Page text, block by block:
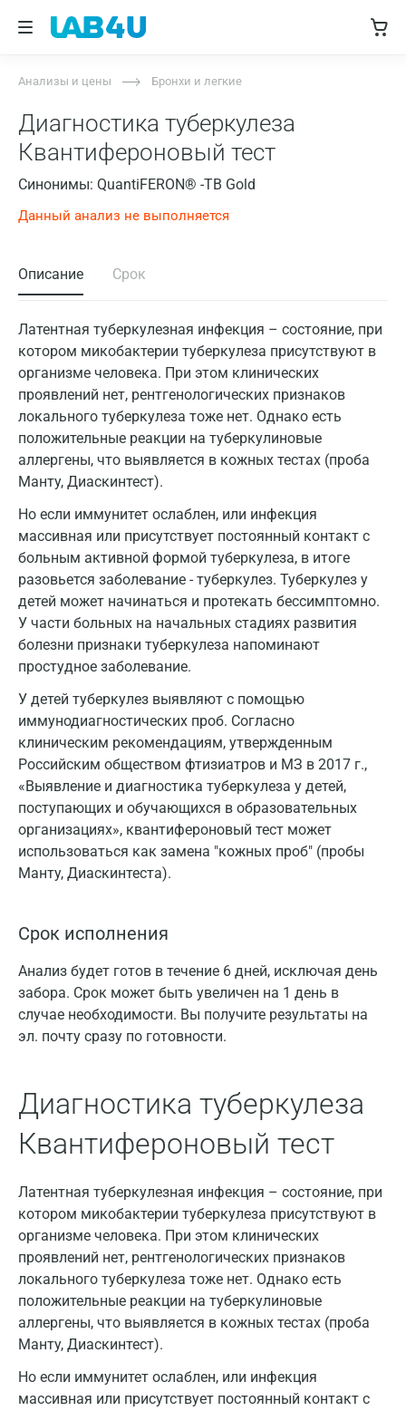
Анализы и цены Бронхи и легкие
Диагностика туберкулеза
Квантифероновый тест
Синонимы: QuantiFERON® -TB Gold
Данный анализ не выполняется
Описание Срок
Латентная туберкулезная инфекция – состояние, при
котором микобактерии туберкулеза присутствуют в
организме человека. При этом клинических
проявлений нет, рентгенологических признаков
локального туберкулеза тоже нет. Однако есть
положительные реакции на туберкулиновые
аллергены, что выявляется в кожных тестах (проба
Манту, Диаскинтест).
Но если иммунитет ослаблен, или инфекция
массивная или присутствует постоянный контакт с
больным активной формой туберкулеза, в итоге
разовьется заболевание - туберкулез. Туберкулез у
детей может начинаться и протекать бессимптомно.
У части больных на начальных стадиях развития
болезни признаки туберкулеза напоминают
простудное заболевание.
У детей туберкулез выявляют с помощью
иммунодиагностических проб. Согласно
клиническим рекомендациям, утвержденным
Российским обществом фтизиатров и МЗ в 2017 г.,
«Выявление и диагностика туберкулеза у детей,
поступающих и обучающихся в образовательных
организациях», квантифероновый тест может
использоваться как замена "кожных проб" (пробы
Манту, Диаскинтеста).
Срок исполнения
Анализ будет готов в течение 6 дней, исключая день
забора. Срок может быть увеличен на 1 день в
случае необходимости. Вы получите результаты на
эл. почту сразу по готовности.
Диагностика туберкулеза
Квантифероновый тест
Латентная туберкулезная инфекция – состояние, при
котором микобактерии туберкулеза присутствуют в
организме человека. При этом клинических
проявлений нет, рентгенологических признаков
локального туберкулеза тоже нет. Однако есть
положительные реакции на туберкулиновые
аллергены, что выявляется в кожных тестах (проба
Манту, Диаскинтест).
Но если иммунитет ослаблен, или инфекция
массивная или присутствует постоянный контакт с